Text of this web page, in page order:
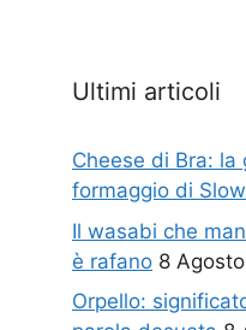
Ultimi articoli
Cheese di Bra:
formaggio di
Il wasabi che
è rafano 8
Orpello: